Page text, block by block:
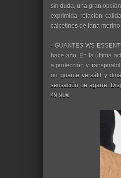
sin duda, una gran
exprimida relación
calcetines de lana
- GUANTES WS
hace año. En la última
a protección y
un guante versátil y
sensación de agarre.
49,90€